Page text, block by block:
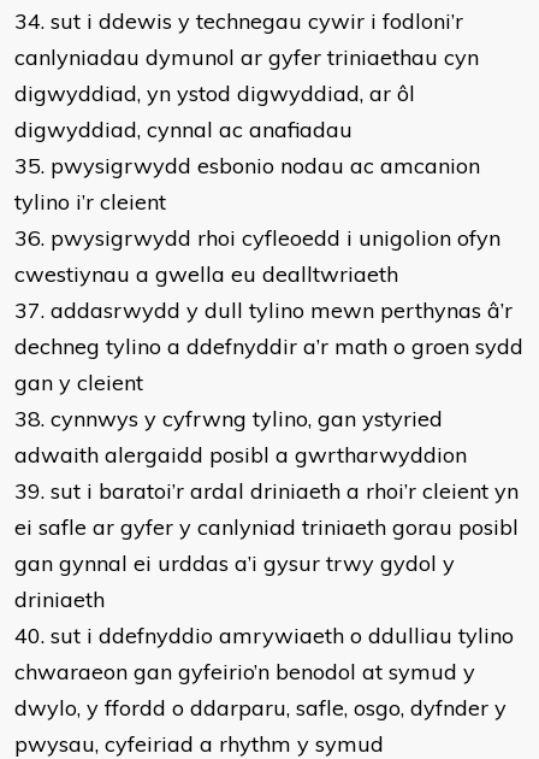
34. sut i ddewis y technegau cywir i fodloni’r
canlyniadau dymunol ar gyfer triniaethau cyn
digwyddiad, yn ystod digwyddiad, ar ôl
digwyddiad, cynnal ac anafiadau
35. pwysigrwydd esbonio nodau ac amcanion
tylino i’r cleient
36. pwysigrwydd rhoi cyfleoedd i unigolion ofyn
cwestiynau a gwella eu dealltwriaeth
37. addasrwydd y dull tylino mewn perthynas â’r
dechneg tylino a ddefnyddir a’r math o groen sydd
gan y cleient
38. cynnwys y cyfrwng tylino, gan ystyried
adwaith alergaidd posibl a gwrtharwyddion
39. sut i baratoi’r ardal driniaeth a rhoi’r cleient yn
ei safle ar gyfer y canlyniad triniaeth gorau posibl
gan gynnal ei urddas a’i gysur trwy gydol y
driniaeth
40. sut i ddefnyddio amrywiaeth o ddulliau tylino
chwaraeon gan gyfeirio’n benodol at symud y
dwylo, y ffordd o ddarparu, safle, osgo, dyfnder y
pwysau, cyfeiriad a rhythm y symud